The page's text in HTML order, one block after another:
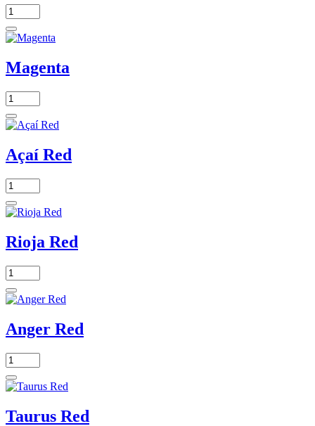
Magenta
Açaí Red
Rioja Red
Anger Red
Taurus Red